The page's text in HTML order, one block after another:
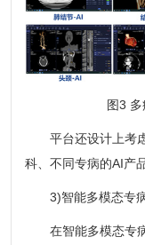
图3
平台还设计上考虑
科、不同专病的AI产品
3)智能多模态专
在智能多模态专病